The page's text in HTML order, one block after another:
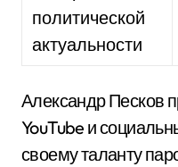
политической
актуальности
Александр Песков
YouTube и
своему таланту